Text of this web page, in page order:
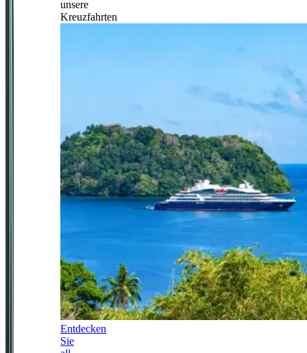
unsere
Kreuzfahrten
Entdecken
Sie